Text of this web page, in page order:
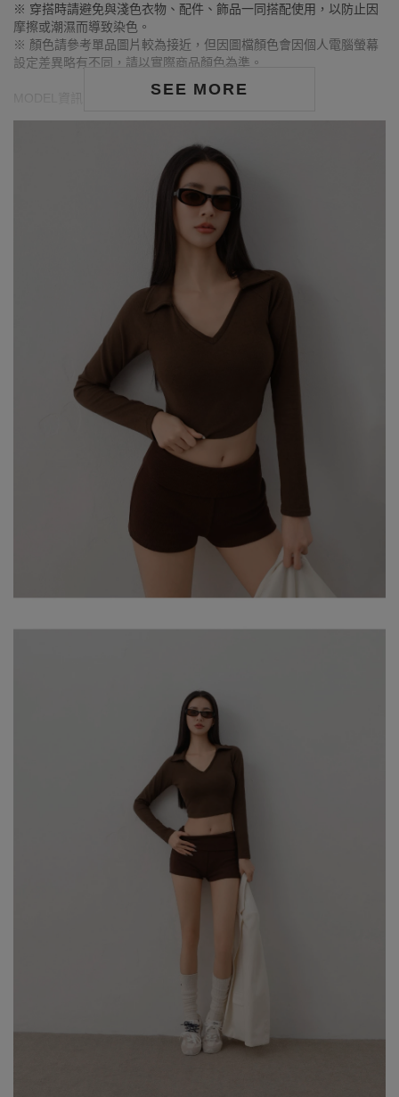
SEE MORE
※ 穿搭時請避免與淺色衣物、配件、飾品一同搭配使用，以防止因
摩擦或潮濕而導致染色。
※ 顏色請參考單品圖片較為接近，但因圖檔顏色會因個人電腦螢幕
設定差異略有不同，請以實際商品顏色為準。
腰圍Waist：60cm／臀圍hips：91cm